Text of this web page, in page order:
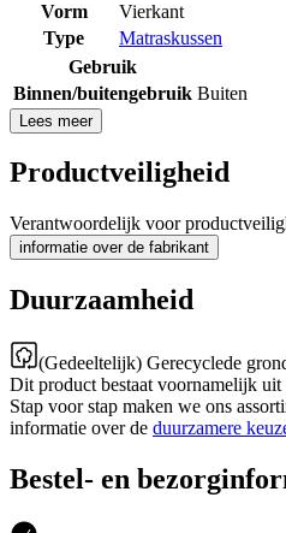
Vorm
Vierkant
Type
Matraskussen
Gebruik
Binnen/buitengebruik Buiten
Lees meer
Productveiligheid
Verantwoordelijk voor
informatie over de fabrikant
Duurzaamheid
(Gedeeltelijk) Gerecyclede
Dit product bestaat voornamelijk uit
Stap voor stap maken we ons
informatie over de duurzamere
Bestel- en